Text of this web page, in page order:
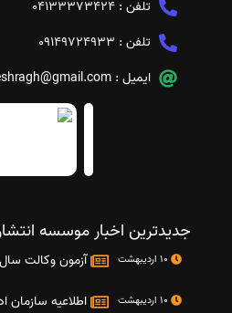
تلفن : 04133373424
تلفن : 09149724933
ایمیل :
جدیدترین اخبار موسسه
آزمون وکالت سال 95
اطلاعیه